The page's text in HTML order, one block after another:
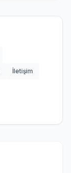
İletişim